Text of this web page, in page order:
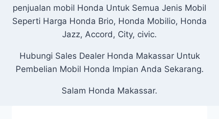
penjualan mobil Honda Untuk Semua Jenis Mobil
Seperti Harga Honda Brio, Honda Mobilio, Honda
Jazz, Accord, City, civic.
Hubungi Sales Dealer Honda Makassar Untuk
Pembelian Mobil Honda Impian Anda Sekarang.
Salam Honda Makassar.